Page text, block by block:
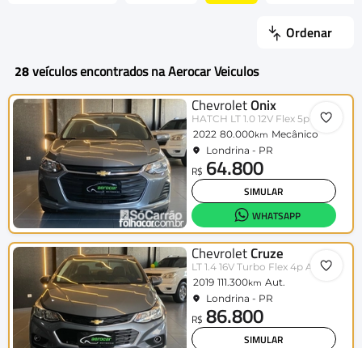
Ordenar
28veículos encontrados na Aerocar Veiculos
ChevroletOnix
HATCH LT 1.0 12V Flex 5p Mec.
2022 80.000km Mecânico
Londrina - PR
R$ 64.800
SIMULAR
WHATSAPP
Chevrolet Cruze
LT 1.4 16V Turbo Flex 4p Aut.
2019 111.300km Aut.
Londrina - PR
R$ 86.800
SIMULAR